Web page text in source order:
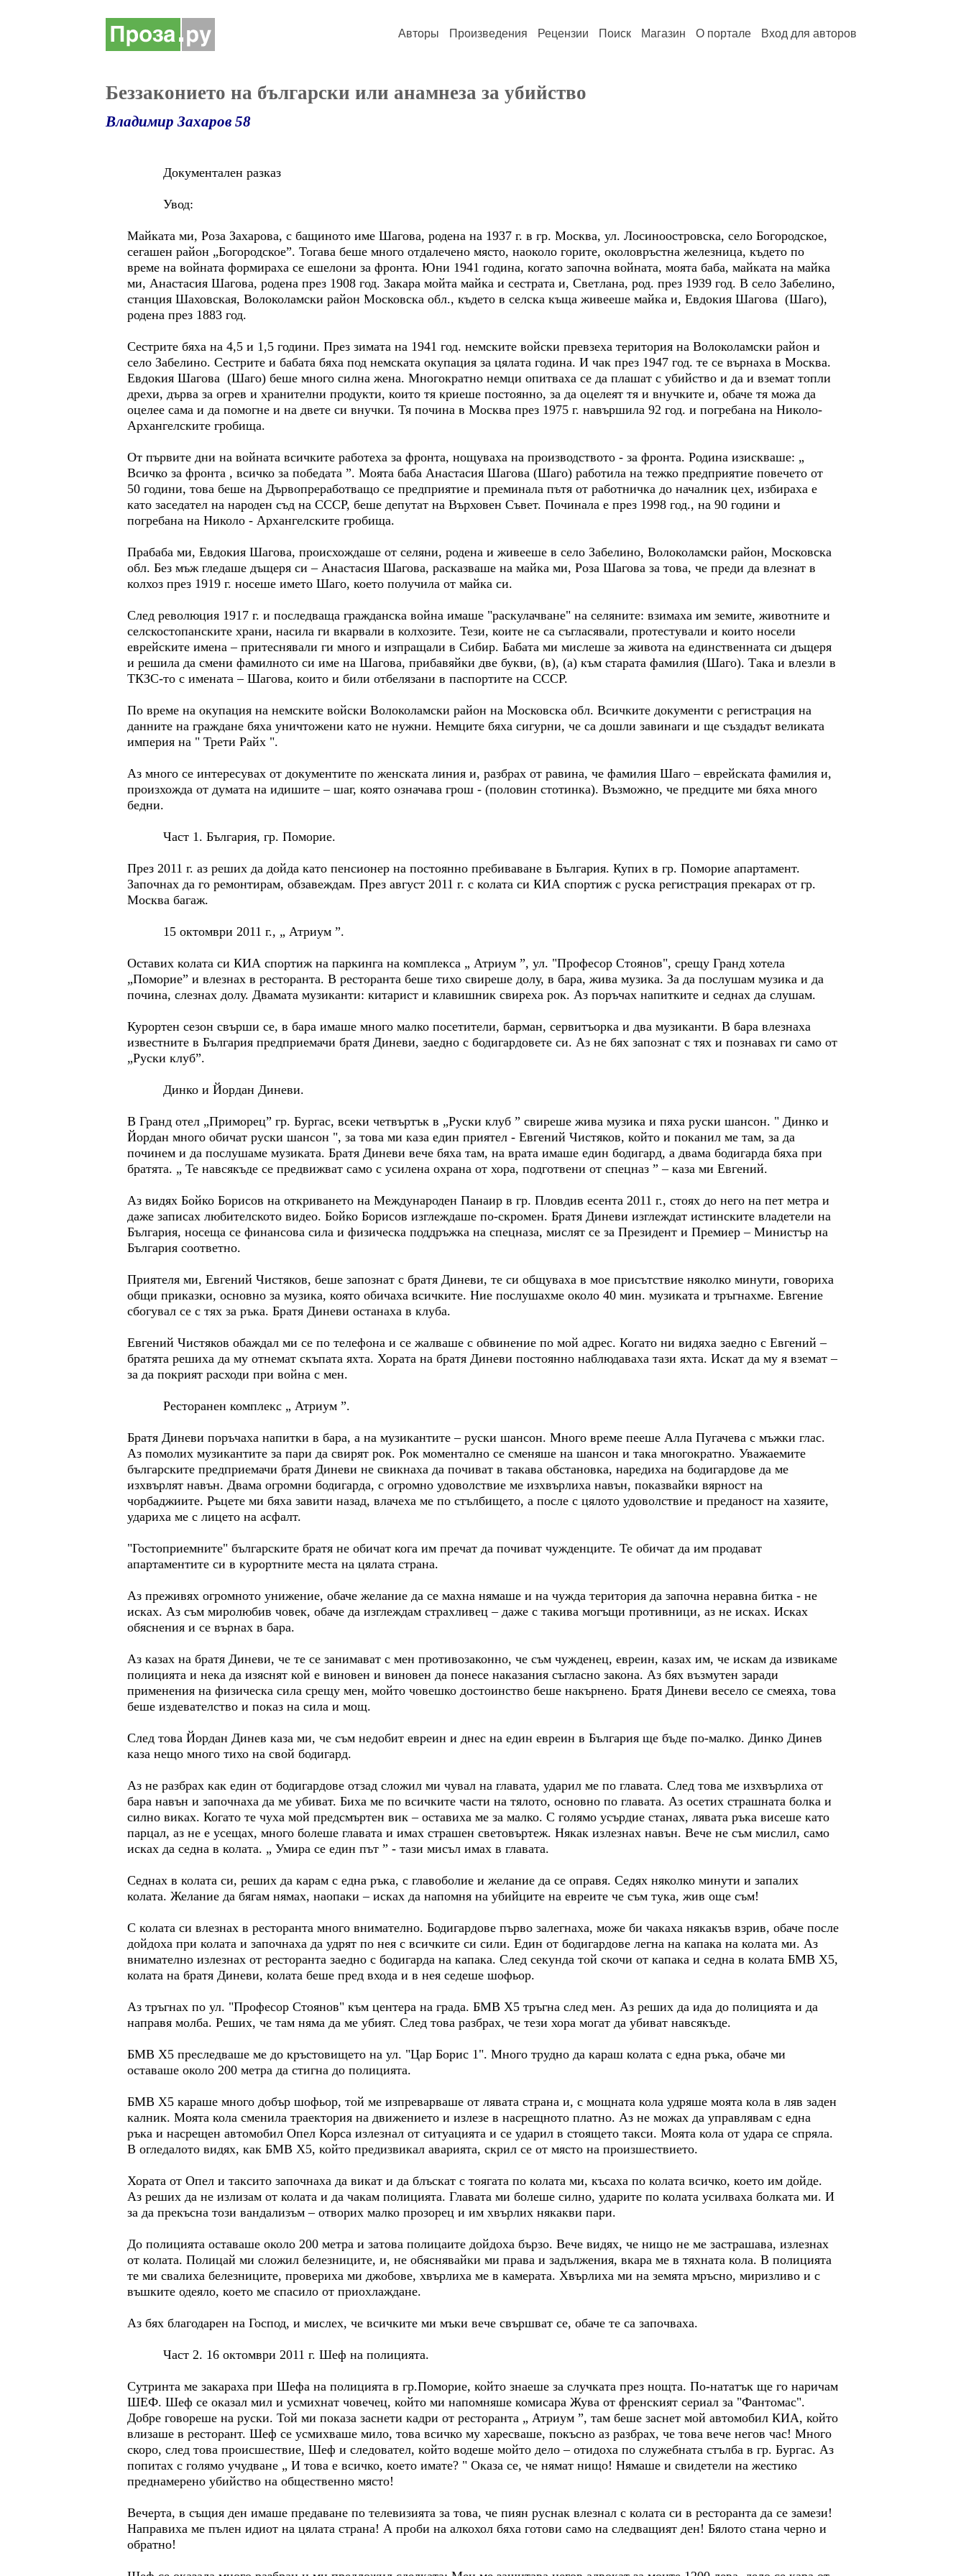
Авторы Произведения Рецензии Поиск Магазин О портале Вход для авторов
Беззаконието на български или анамнеза за убийство
Владимир Захаров 58
Документален разказ
Увод:
Майката ми, Роза Захарова, с бащиното име Шагова, родена на 1937 г. в гр. Москва, ул. Лосиноостровска, село Богородское,
сегашен район „Богородское”. Тогава беше много отдалечено място, наоколо горите, околовръстна железница, където по
време на войната формираха се ешелони за фронта. Юни 1941 година, когато започна войната, моята баба, майката на майка
ми, Анастасия Шагова, родена през 1908 год. Закара мойта майка и сестрата и, Светлана, род. през 1939 год. В село Забелино,
станция Шаховская, Волоколамски район Московска обл., където в селска къща живееше майка и, Евдокия Шагова (Шаго),
родена през 1883 год.
Сестрите бяха на 4,5 и 1,5 години. През зимата на 1941 год. немските войски превзеха територия на Волоколамски район и
село Забелино. Сестрите и бабата бяха под немската окупация за цялата година. И чак през 1947 год. те се върнаха в Москва.
Евдокия Шагова (Шаго) беше много силна жена. Многократно немци опитваха се да плашат с убийство и да и вземат топли
дрехи, дърва за огрев и хранителни продукти, които тя криеше постоянно, за да оцелеят тя и внучките и, обаче тя можа да
оцелее сама и да помогне и на двете си внучки. Тя почина в Москва през 1975 г. навършила 92 год. и погребана на Николо-
Архангелските гробища.
От първите дни на войната всичките работеха за фронта, нощуваха на производството - за фронта. Родина изискваше: „
Всичко за фронта , всичко за победата ”. Моята баба Анастасия Шагова (Шаго) работила на тежко предприятие повечето от
50 години, това беше на Дървопреработващо се предприятие и преминала пътя от работничка до началник цех, избираха е
като заседател на народен съд на СССР, беше депутат на Върховен Съвет. Починала е през 1998 год., на 90 години и
погребана на Николо - Архангелските гробища.
Прабаба ми, Евдокия Шагова, происхождаше от селяни, родена и живееше в село Забелино, Волоколамски район, Московска
обл. Без мъж гледаше дъщеря си – Анастасия Шагова, расказваше на майка ми, Роза Шагова за това, че преди да влезнат в
колхоз през 1919 г. носеше името Шаго, което получила от майка си.
След революция 1917 г. и последваща гражданска война имаше "раскулачване" на селяните: взимаха им земите, животните и
селскостопанските храни, насила ги вкарвали в колхозите. Тези, коите не са съгласявали, протестували и които носели
еврейските имена – притеснявали ги много и изпращали в Сибир. Бабата ми мислеше за живота на единственната си дъщеря
и решила да смени фамилното си име на Шагова, прибавяйки две букви, (в), (a) към старата фамилия (Шаго). Така и влезли в
ТКЗС-то с имената – Шагова, които и били отбелязани в паспортите на СССР.
По време на окупация на немските войски Волоколамски район на Московска обл. Всичките документи с регистрация на
данните на граждане бяха уничтожени като не нужни. Немците бяха сигурни, че са дошли завинаги и ще създадът великата
империя на " Трети Райх ".
Аз много се интересувах от документите по женската линия и, разбрах от равина, че фамилия Шаго – еврейската фамилия и,
произхожда от думата на идишите – шаг, която означава грош - (половин стотинка). Възможно, че предците ми бяха много
бедни.
Част 1. България, гр. Поморие.
През 2011 г. аз реших да дойда като пенсионер на постоянно пребиваване в България. Купих в гр. Поморие апартамент.
Започнах да го ремонтирам, обзавеждам. През август 2011 г. с колата си КИА спортиж с руска регистрация прекарах от гр.
Москва багаж.
15 октомври 2011 г., „ Атриум ”.
Оставих колата си КИА спортиж на паркинга на комплекса „ Атриум ”, ул. "Професор Стоянов", срещу Гранд хотела
„Поморие” и влезнах в ресторанта. В ресторанта беше тихо свиреше долу, в бара, жива музика. За да послушам музика и да
почина, слезнах долу. Двамата музиканти: китарист и клавишник свиреха рок. Аз поръчах напитките и седнах да слушам.
Курортен сезон свърши се, в бара имаше много малко посетители, барман, сервитъорка и два музиканти. В бара влезнаха
известните в България предприемачи братя Диневи, заедно с бодигардовете си. Аз не бях запознат с тях и познавах ги само от
„Руски клуб”.
Динко и Йордан Диневи.
В Гранд отел „Приморец” гр. Бургас, всеки четвъртък в „Руски клуб ” свиреше жива музика и пяха руски шансон. " Динко и
Йордан много обичат руски шансон ", за това ми каза един приятел - Евгений Чистяков, който и поканил ме там, за да
починем и да послушаме музиката. Братя Диневи вече бяха там, на врата имаше един бодигард, а двама бодигарда бяха при
братята. „ Те навсякъде се предвижват само с усилена охрана от хора, подготвени от спецназ ” – каза ми Евгений.
Аз видях Бойко Борисов на откриването на Международен Панаир в гр. Пловдив есента 2011 г., стоях до него на пет метра и
даже записах любителското видео. Бойко Борисов изглеждаше по-скромен. Братя Диневи изглеждат истинските владетели на
България, носеща се финансова сила и физическа поддръжка на спецназа, мислят се за Президент и Премиер – Министър на
България соответно.
Приятеля ми, Евгений Чистяков, беше запознат с братя Диневи, те си общуваха в мое присътствие няколко минути, говориха
общи приказки, основно за музика, която обичаха всичките. Ние послушахме около 40 мин. музиката и тръгнахме. Евгение
сбогувал се с тях за ръка. Братя Диневи останаха в клуба.
Евгений Чистяков обаждал ми се по телефона и се жалваше с обвинение по мой адрес. Когато ни видяха заедно с Евгений –
братята решиха да му отнемат скъпата яхта. Хората на братя Диневи постоянно наблюдаваха тази яхта. Искат да му я вземат –
за да покрият расходи при война с мен.
Ресторанен комплекс „ Атриум ”.
Братя Диневи поръчаха напитки в бара, а на музикантите – руски шансон. Много време пееше Алла Пугачева с мъжки глас.
Аз помолих музикантите за пари да свирят рок. Рок моментално се сменяше на шансон и така многократно. Уважаемите
българските предприемачи братя Диневи не свикнаха да почиват в такава обстановка, наредиха на бодигардове да ме
изхвърлят навън. Двама огромни бодигарда, с огромно удоволствие ме изхвърлиха навън, показвайки вярност на
чорбаджиите. Ръцете ми бяха завити назад, влачеха ме по стълбището, а после с цялото удоволствие и преданост на хазяите,
удариха ме с лицето на асфалт.
"Гостоприемните" българските братя не обичат кога им пречат да почиват чужденците. Те обичат да им продават
апартаментите си в курортните места на цялата страна.
Аз преживях огромното унижение, обаче желание да се махна нямаше и на чужда територия да започна неравна битка - не
исках. Аз съм миролюбив човек, обаче да изглеждам страхливец – даже с такива могъщи противници, аз не исках. Исках
обяснения и се върнах в бара.
Аз казах на братя Диневи, че те се занимават с мен противозаконно, че съм чужденец, евреин, казах им, че искам да извикаме
полицията и нека да изяснят кой е виновен и виновен да понесе наказания съгласно закона. Аз бях възмутен заради
применения на физическа сила срещу мен, мойто човешко достоинство беше накърнено. Братя Диневи весело се смеяха, това
беше издевателство и показ на сила и мощ.
След това Йордан Динев каза ми, че съм недобит евреин и днес на един евреин в България ще бъде по-малко. Динко Динев
каза нещо много тихо на свой бодигард.
Аз не разбрах как един от бодигардове отзад сложил ми чувал на главата, ударил ме по главата. След това ме изхвърлиха от
бара навън и започнаха да ме убиват. Биха ме по всичките части на тялото, основно по главата. Аз осетих страшната болка и
силно виках. Когато те чуха мой предсмъртен вик – оставиха ме за малко. С голямо усърдие станах, лявата ръка висеше като
парцал, аз не е усещах, много болеше главата и имах страшен световъртеж. Някак излезнах навън. Вече не съм мислил, само
исках да седна в колата. „ Умира се един път ” - тази мисъл имах в главата.
Седнах в колата си, реших да карам с една ръка, с главоболие и желание да се оправя. Седях няколко минути и запалих
колата. Желание да бягам нямах, наопаки – исках да напомня на убийците на евреите че съм тука, жив още съм!
С колата си влезнах в ресторанта много внимателно. Бодигардове първо залегнаха, може би чакаха някакъв взрив, обаче после
дойдоха при колата и започнаха да удрят по нея с всичките си сили. Един от бодигардове легна на капака на колата ми. Аз
внимателно излезнах от ресторанта заедно с бодигарда на капака. След секунда той скочи от капака и седна в колата БМВ Х5,
колата на братя Диневи, колата беше пред входа и в нея седеше шофьор.
Аз тръгнах по ул. "Професор Стоянов" към центера на града. БМВ Х5 тръгна след мен. Аз реших да ида до полицията и да
направя молба. Реших, че там няма да ме убият. След това разбрах, че тези хора могат да убиват навсякъде.
БМВ Х5 преследваше ме до кръстовището на ул. "Цар Борис 1". Много трудно да караш колата с една ръка, обаче ми
оставаше около 200 метра да стигна до полицията.
БМВ Х5 караше много добър шофьор, той ме изпреварваше от лявата страна и, с мощната кола удряше моята кола в ляв заден
калник. Моята кола сменила траектория на движението и излезе в насрещното платно. Аз не можах да управлявам с една
ръка и насрещен автомобил Опел Корса излезнал от ситуацията и се ударил в стоящето такси. Моята кола от удара се спряла.
В огледалото видях, как БМВ Х5, който предизвикал аварията, скрил се от място на произшествието.
Хората от Опел и таксито започнаха да викат и да блъскат с тоягата по колата ми, късаха по колата всичко, което им дойде.
Аз реших да не излизам от колата и да чакам полицията. Главата ми болеше силно, ударите по колата усилваха болката ми. И
за да прекъсна този вандализъм – отворих малко прозорец и им хвърлих някакви пари.
До полицията оставаше около 200 метра и затова полицаите дойдоха бързо. Вече видях, че нищо не ме застрашава, излезнах
от колата. Полицай ми сложил белезниците, и, не обяснявайки ми права и задължения, вкара ме в тяхната кола. В полицията
те ми свалиха белезниците, провериха ми джобове, хвърлиха ме в камерата. Хвърлиха ми на земята мръсно, миризливо и с
въшките одеяло, което ме спасило от приохлаждане.
Аз бях благодарен на Господ, и мислех, че всичките ми мъки вече свършват се, обаче те са започваха.
Част 2. 16 октомври 2011 г. Шеф на полицията.
Сутринта ме закараха при Шефа на полицията в гр.Поморие, който знаеше за случката през нощта. По-нататък ще го наричам
ШЕФ. Шеф се оказал мил и усмихнат човечец, който ми напомняше комисара Жува от френският сериал за "Фантомас".
Добре говореше на руски. Той ми показа заснети кадри от ресторанта „ Атриум ”, там беше заснет мой автомобил КИА, който
влизаше в ресторант. Шеф се усмихваше мило, това всичко му харесваше, покъсно аз разбрах, че това вече негов час! Много
скоро, след това происшествие, Шеф и следовател, който водеше мойто дело – отидоха по служебната стълба в гр. Бургас. Аз
попитах с голямо учудване „ И това е всичко, което имате? " Оказа се, че нямат нищо! Нямаше и свидетели на жестико
преднамерено убийство на общественно място!
Вечерта, в същия ден имаше предаване по телевизията за това, че пиян руснак влезнал с колата си в ресторанта да се замези!
Направиха ме пълен идиот на цялата страна! А проби на алкохол бяха готови само на следващият ден! Бялото стана черно и
обратно!